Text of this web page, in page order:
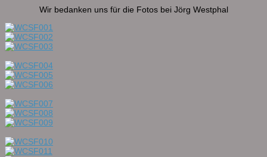
Wir bedanken uns für die Fotos bei Jörg Westphal